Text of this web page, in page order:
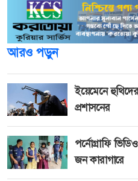
আরও পড়ুন
ইয়েমেনে
প্রশাসনের
পর্নোগ্রাফি
জন কারাগারে